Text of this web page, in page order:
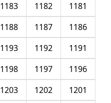
1181
1182
1183
1186
1187
1188
1191
1192
1193
1196
1197
1198
1201
1202
1203